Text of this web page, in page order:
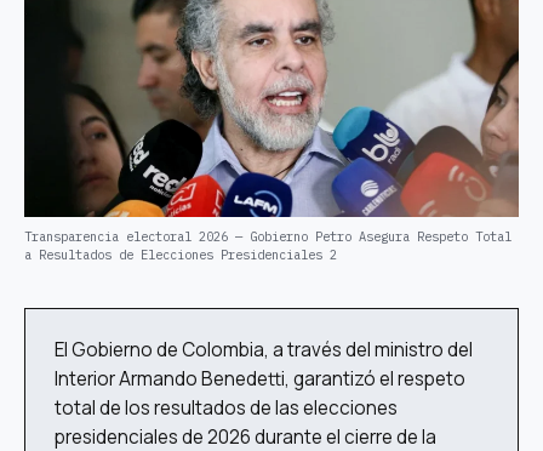
Transparencia electoral 2026 — Gobierno Petro Asegura Respeto Total
a Resultados de Elecciones Presidenciales 2
El Gobierno de Colombia, a través del ministro del
Interior Armando Benedetti, garantizó el respeto
total de los resultados de las elecciones
presidenciales de 2026 durante el cierre de la